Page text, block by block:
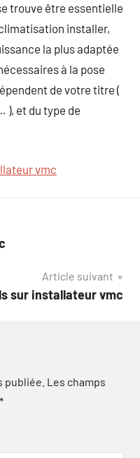
trouve être essentielle
installer,
la plus adaptée
à la pose
de votre titre (
et du type de
vmc
Article suivant
sur installateur vmc
publiée. Les champs
*